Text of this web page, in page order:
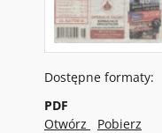
Dostępne formaty:
PDF
Otwórz
Pobierz